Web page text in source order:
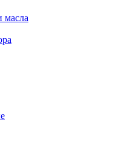
масла